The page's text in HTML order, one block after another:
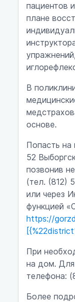
пациентов
плане
В
основе.
Попасть на
52
позвонив
(тел. (812)
или через
функцией
https://
При
на дом. Для
телефона:
Более